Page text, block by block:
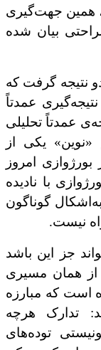
همین جهت‌گیری
‌بیان شده
نتیجه گرفت که
عمدتاً
عمدتاً تحلیلی
«نوین» یکی از
امروز
با نادیده
گوناگون
نیست.
جز این باشد
از همان مسیری
است که مبارزه
تدارک هرچه
توده‌های